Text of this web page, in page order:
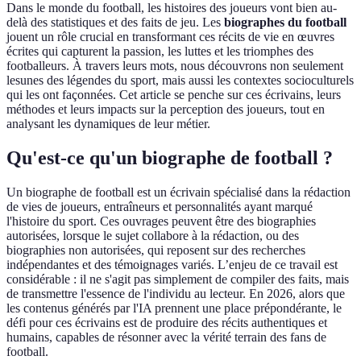
Dans le monde du football, les histoires des joueurs vont bien au-
delà des statistiques et des faits de jeu. Les biographes du football
jouent un rôle crucial en transformant ces récits de vie en œuvres
écrites qui capturent la passion, les luttes et les triomphes des
footballeurs. À travers leurs mots, nous découvrons non seulement
lesunes des légendes du sport, mais aussi les contextes socioculturels
qui les ont façonnées. Cet article se penche sur ces écrivains, leurs
méthodes et leurs impacts sur la perception des joueurs, tout en
analysant les dynamiques de leur métier.
Qu'est-ce qu'un biographe de football ?
Un biographe de football est un écrivain spécialisé dans la rédaction
de vies de joueurs, entraîneurs et personnalités ayant marqué
l'histoire du sport. Ces ouvrages peuvent être des biographies
autorisées, lorsque le sujet collabore à la rédaction, ou des
biographies non autorisées, qui reposent sur des recherches
indépendantes et des témoignages variés. L’enjeu de ce travail est
considérable : il ne s'agit pas simplement de compiler des faits, mais
de transmettre l'essence de l'individu au lecteur. En 2026, alors que
les contenus générés par l'IA prennent une place prépondérante, le
défi pour ces écrivains est de produire des récits authentiques et
humains, capables de résonner avec la vérité terrain des fans de
football.